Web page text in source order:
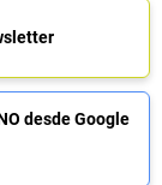
desde Google